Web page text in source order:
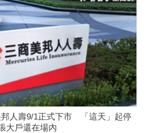
邦人壽9/1正式下市 「這天」起停
大戶還在場內